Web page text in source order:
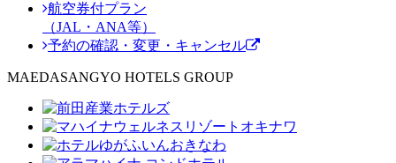
航空券付プラン
（JAL・ANA等）
予約の確認・変更・キャンセル
MAEDASANGYO HOTELS GROUP